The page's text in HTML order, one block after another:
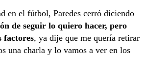
en el fútbol, Paredes cerró diciendo
de seguir lo quiero hacer, pero
factores, ya dije que me quería retirar
una charla y lo vamos a ver en los